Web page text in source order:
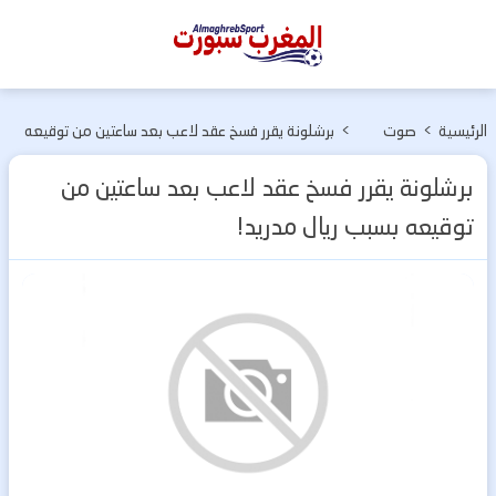
المغرب
الرئيسية > صوت
> برشلونة يقرر فسخ عقد لاعب بعد ساعتين من توقيعه
برشلونة يقرر فسخ عقد لاعب بعد ساعتين من
توقيعه بسبب ريال مدريد!